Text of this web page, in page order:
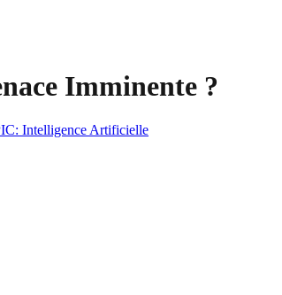
Imminente ?
: Intelligence Artificielle